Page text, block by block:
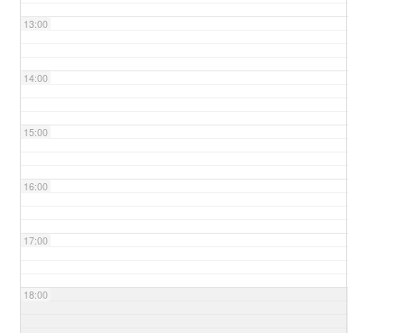
13:00
14:00
15:00
16:00
17:00
18:00